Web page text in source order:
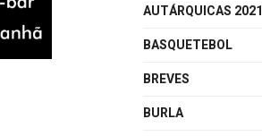
AUTÁRQUICAS 2021
BASQUETEBOL
BREVES
BURLA